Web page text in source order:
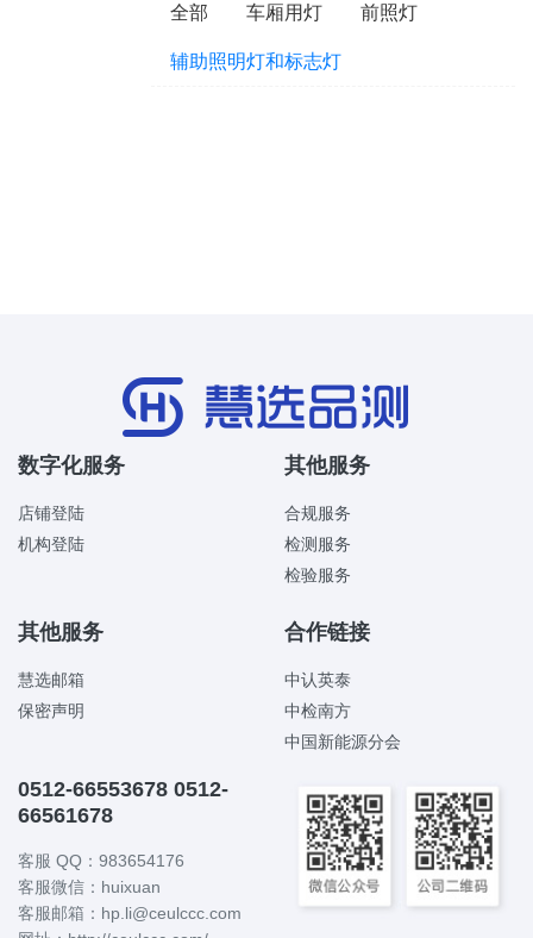
全部 车厢用灯 前照灯
辅助照明灯和标志灯
数字化服务
店铺登陆
机构登陆
其他服务
合规服务
检测服务
检验服务
其他服务
慧选邮箱
保密声明
合作链接
中认英泰
中检南方
中国新能源分会
0512-66553678 0512-
66561678
客服 QQ：983654176
客服微信：huixuan
客服邮箱：hp.li@ceulccc.com